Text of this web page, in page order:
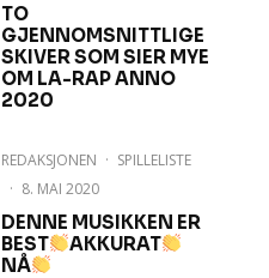
TO
GJENNOMSNITTLIGE
SKIVER SOM SIER MYE
OM LA-RAP ANNO
2020
REDAKSJONEN · SPILLELISTE
· 8. MAI 2020
DENNE MUSIKKEN ER
BEST
AKKURAT
NÅ